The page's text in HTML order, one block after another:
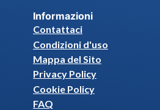
Informazioni
Contattaci
Condizioni d'uso
Mappa del Sito
Privacy Policy
Cookie Policy
FAQ